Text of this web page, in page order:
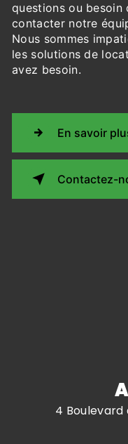
questions ou besoin
contacter notre
Nous sommes
les solutions de
avez besoin.
En savoir
Contactez-
4 Boulevard